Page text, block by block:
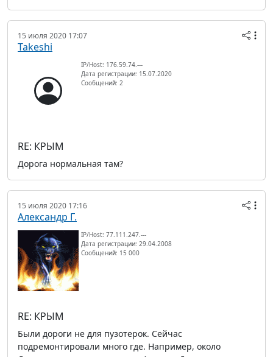
15 июля 2020 17:07
Takeshi
IP/Host: 176.59.74.---
Дата регистрации: 15.07.2020
Сообщений: 2
RE: КРЫМ
Дорога нормальная там?
15 июля 2020 17:16
Александр Г.
IP/Host: 77.111.247.---
Дата регистрации: 29.04.2008
Сообщений: 15 000
RE: КРЫМ
Были дороги не для пузотерок. Сейчас
подремонтировали много где. Например, около